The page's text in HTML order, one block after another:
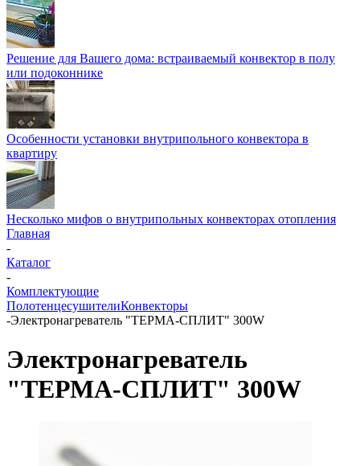
Решение для Вашего дома: встраиваемый конвектор в полу
или подоконнике
Особенности установки внутрипольного конвектора в
квартиру
Несколько мифов о внутрипольных конвекторах отопления
Главная
-
Каталог
-
Комплектующие
ПолотенцесушителиКонвекторы
-Электронагреватель "ТЕРМА-СПЛИТ" 300W
Электронагреватель
"ТЕРМА-СПЛИТ" 300W